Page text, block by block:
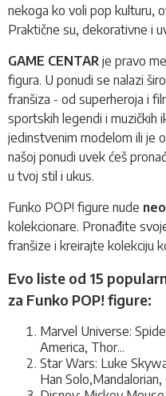
nekoga ko voli pop kulturu,
Praktične su, dekorativne i
GAME CENTAR je pravo
figura. U ponudi se nalazi
franšiza - od superheroja i
sportskih legendi i muzičkih
jedinstvenim modelom ili je
našoj ponudi uvek ćeš
u tvoj stil i ukus.
Funko POP! figure nude
kolekcionare. Pronađite
franšize i kreirajte kolekciju
Evo liste od 15
za Funko POP! figure:
Marvel Universe:
America, Thor...
Star Wars: Luke
Han